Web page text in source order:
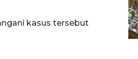
kasus tersebut